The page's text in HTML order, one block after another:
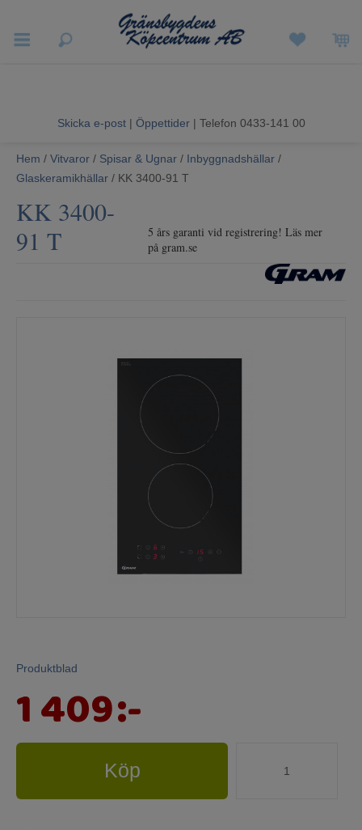
Sommarrea
Vitvaror
Skicka e-post | Öppettider| Telefon 0433-141 00
Hem / Vitvaror / Spisar & Ugnar / Inbyggnadshällar /
Glaskeramikhällar / KK 3400-91 T
KK 3400-
91 T
5 års garanti vid registrering! Läs mer
på gram.se
Produktblad
1 409:-
Köp